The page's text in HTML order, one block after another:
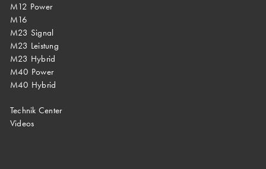
M12 Power
M16
M23 Signal
M23 Leistung
M23 Hybrid
M40 Power
M40 Hybrid
Technik Center
Videos